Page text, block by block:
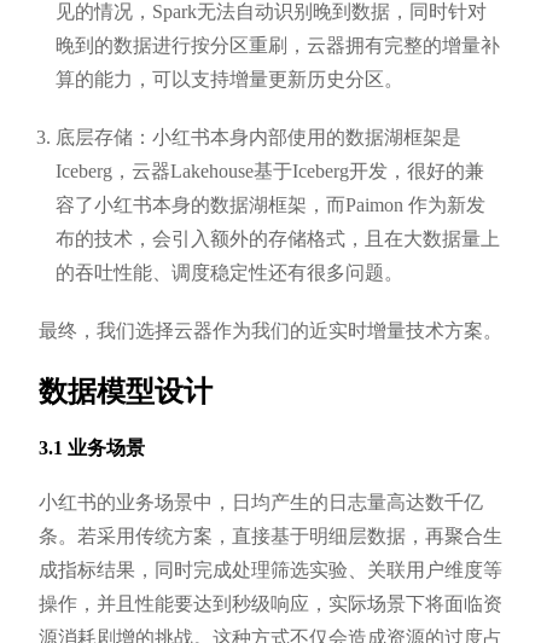
见的情况，Spark无法自动识别晚到数据，同时针对
晚到的数据进行按分区重刷，云器拥有完整的增量补
算的能力，可以支持增量更新历史分区。
底层存储：小红书本身内部使用的数据湖框架是
Iceberg，云器Lakehouse基于Iceberg开发，很好的兼
容了小红书本身的数据湖框架，而Paimon 作为新发
布的技术，会引入额外的存储格式，且在大数据量上
的吞吐性能、调度稳定性还有很多问题。
最终，我们选择云器作为我们的近实时增量技术方案。
数据模型设计
3.1 业务场景
小红书的业务场景中，日均产生的日志量高达数千亿
条。若采用传统方案，直接基于明细层数据，再聚合生
成指标结果，同时完成处理筛选实验、关联用户维度等
操作，并且性能要达到秒级响应，实际场景下将面临资
源消耗剧增的挑战。这种方式不仅会造成资源的过度占